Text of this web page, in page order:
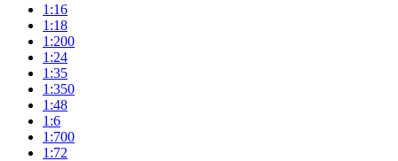
1:16
1:18
1:200
1:24
1:35
1:350
1:48
1:6
1:700
1:72